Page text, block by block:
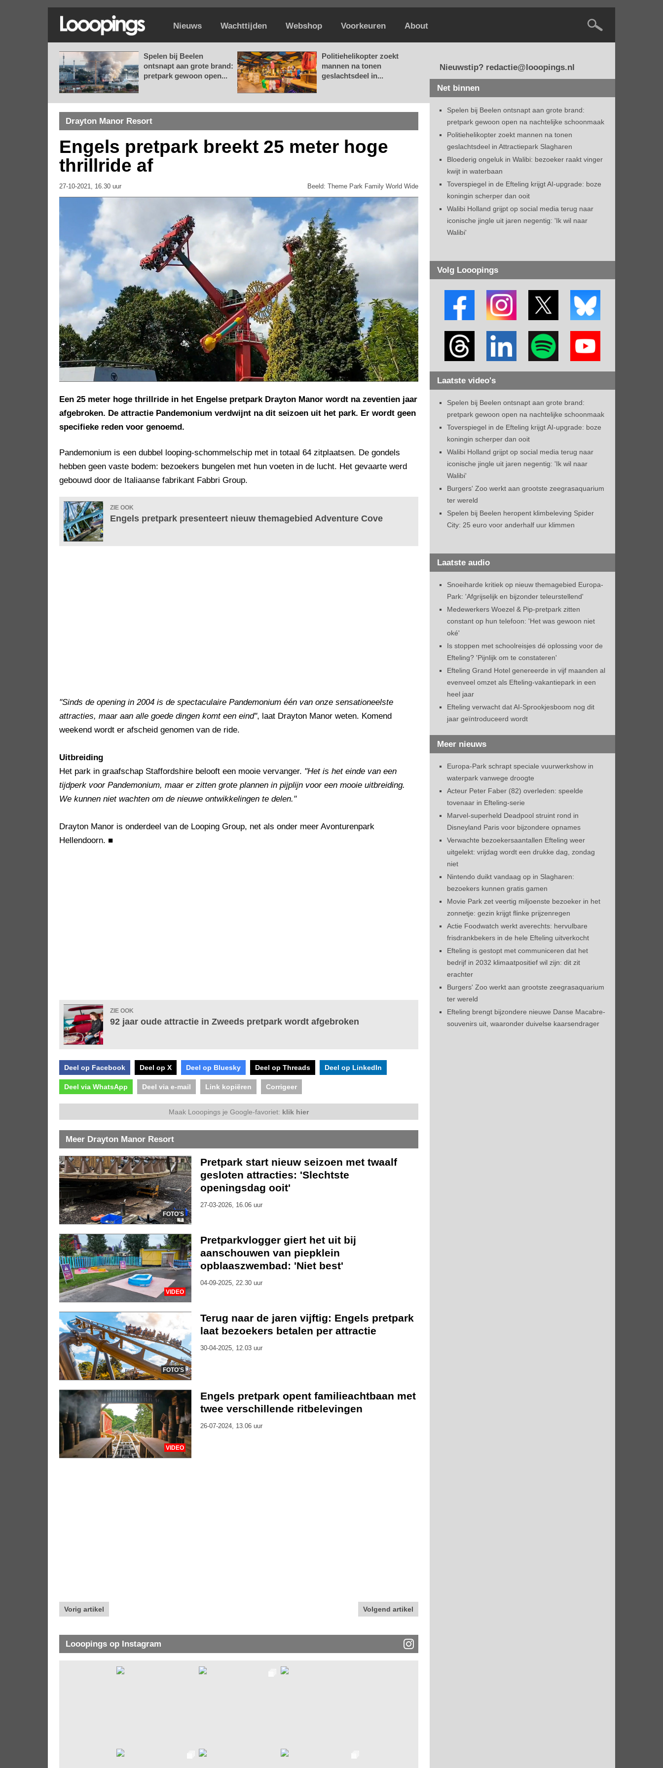
Nieuws Wachttijden Webshop Voorkeuren About
Spelen bij Beelen
ontsnapt aan grote brand:
pretpark gewoon open...
Politiehelikopter zoekt
mannen na tonen
geslachtsdeel in...
Drayton Manor Resort
Engels pretpark breekt 25 meter hoge
thrillride af
27-10-2021, 16.30 uur Beeld: Theme Park Family World Wide
Een 25 meter hoge thrillride in het Engelse pretpark Drayton Manor wordt na zeventien jaar
afgebroken. De attractie Pandemonium verdwijnt na dit seizoen uit het park. Er wordt geen
specifieke reden voor genoemd.
Pandemonium is een dubbel looping-schommelschip met in totaal 64 zitplaatsen. De gondels
hebben geen vaste bodem: bezoekers bungelen met hun voeten in de lucht. Het gevaarte werd
gebouwd door de Italiaanse fabrikant Fabbri Group.
ZIE OOK
Engels pretpark presenteert nieuw themagebied Adventure Cove
"Sinds de opening in 2004 is de spectaculaire Pandemonium één van onze sensationeelste
attracties, maar aan alle goede dingen komt een eind", laat Drayton Manor weten. Komend
weekend wordt er afscheid genomen van de ride.
Uitbreiding
Het park in graafschap Staffordshire belooft een mooie vervanger. "Het is het einde van een
tijdperk voor Pandemonium, maar er zitten grote plannen in pijplijn voor een mooie uitbreiding.
We kunnen niet wachten om de nieuwe ontwikkelingen te delen."
Drayton Manor is onderdeel van de Looping Group, net als onder meer Avonturenpark
Hellendoorn. ■
ZIE OOK
92 jaar oude attractie in Zweeds pretpark wordt afgebroken
Deel op Facebook Deel op X Deel op Bluesky Deel op Threads Deel op LinkedIn
Deel via WhatsApp Deel via e-mail Link kopiëren Corrigeer
Maak Looopings je Google-favoriet: klik hier
Meer Drayton Manor Resort
FOTO'S
Pretpark start nieuw seizoen met twaalf
gesloten attracties: 'Slechtste
openingsdag ooit'
27-03-2026, 16.06 uur
VIDEO
Pretparkvlogger giert het uit bij
aanschouwen van piepklein
opblaaszwembad: 'Niet best'
04-09-2025, 22.30 uur
FOTO'S
Terug naar de jaren vijftig: Engels pretpark
laat bezoekers betalen per attractie
30-04-2025, 12.03 uur
VIDEO
Engels pretpark opent familieachtbaan met
twee verschillende ritbelevingen
26-07-2024, 13.06 uur
Vorig artikel Volgend artikel
Looopings op Instagram
Nieuwstip? redactie@looopings.nl
Net binnen
Spelen bij Beelen ontsnapt aan grote brand:
pretpark gewoon open na nachtelijke schoonmaak
Politiehelikopter zoekt mannen na tonen
geslachtsdeel in Attractiepark Slagharen
Bloederig ongeluk in Walibi: bezoeker raakt vinger
kwijt in waterbaan
Toverspiegel in de Efteling krijgt AI-upgrade: boze
koningin scherper dan ooit
Walibi Holland grijpt op social media terug naar
iconische jingle uit jaren negentig: 'Ik wil naar
Walibi'
Volg Looopings
Laatste video's
Spelen bij Beelen ontsnapt aan grote brand:
pretpark gewoon open na nachtelijke schoonmaak
Toverspiegel in de Efteling krijgt AI-upgrade: boze
koningin scherper dan ooit
Walibi Holland grijpt op social media terug naar
iconische jingle uit jaren negentig: 'Ik wil naar
Walibi'
Burgers' Zoo werkt aan grootste zeegrasaquarium
ter wereld
Spelen bij Beelen heropent klimbeleving Spider
City: 25 euro voor anderhalf uur klimmen
Laatste audio
Snoeiharde kritiek op nieuw themagebied Europa-
Park: 'Afgrijselijk en bijzonder teleurstellend'
Medewerkers Woezel & Pip-pretpark zitten
constant op hun telefoon: 'Het was gewoon niet
oké'
Is stoppen met schoolreisjes dé oplossing voor de
Efteling? 'Pijnlijk om te constateren'
Efteling Grand Hotel genereerde in vijf maanden al
evenveel omzet als Efteling-vakantiepark in een
heel jaar
Efteling verwacht dat AI-Sprookjesboom nog dit
jaar geïntroduceerd wordt
Meer nieuws
Europa-Park schrapt speciale vuurwerkshow in
waterpark vanwege droogte
Acteur Peter Faber (82) overleden: speelde
tovenaar in Efteling-serie
Marvel-superheld Deadpool struint rond in
Disneyland Paris voor bijzondere opnames
Verwachte bezoekersaantallen Efteling weer
uitgelekt: vrijdag wordt een drukke dag, zondag
niet
Nintendo duikt vandaag op in Slagharen:
bezoekers kunnen gratis gamen
Movie Park zet veertig miljoenste bezoeker in het
zonnetje: gezin krijgt flinke prijzenregen
Actie Foodwatch werkt averechts: hervulbare
frisdrankbekers in de hele Efteling uitverkocht
Efteling is gestopt met communiceren dat het
bedrijf in 2032 klimaatpositief wil zijn: dit zit
erachter
Burgers' Zoo werkt aan grootste zeegrasaquarium
ter wereld
Efteling brengt bijzondere nieuwe Danse Macabre-
souvenirs uit, waaronder duivelse kaarsendrager